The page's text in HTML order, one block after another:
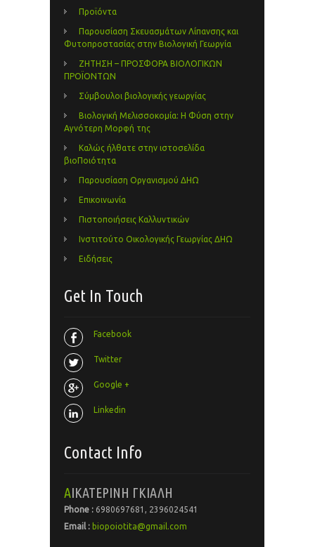
Προϊόντα
Παρουσίαση Σκευασμάτων Λίπανσης και
Φυτοπροστασίας στην Βιολογική Γεωργία
ΖΗΤΗΣΗ – ΠΡΟΣΦΟΡΑ ΒΙΟΛΟΓΙΚΩΝ
ΠΡΟΪΟΝΤΩΝ
Σύμβουλοι βιολογικής γεωργίας
Βιολογική Μελισσοκομία: Η Φύση στην
Αγνότερη Μορφή της
Καλώς ήλθατε στην ιστοσελίδα
βιοΠοιότητα
Παρουσίαση Οργανισμού ΔΗΩ
Επικοινωνία
Πιστοποιήσεις Καλλυντικών
Ινστιτούτο Οικολογικής Γεωργίας ΔΗΩ
Ειδήσεις
Get In Touch
Facebook
Twitter
Google +
Linkedin
Contact Info
ΑΙΚΑΤΕΡΙΝΗ ΓΚΙΑΛΗ
Phone : 6980697681, 2396024541
Email : biopoiotita@gmail.com